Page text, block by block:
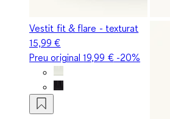
Vestit fit & flare - texturat
15,99 €
Preu original19,99 €-20%